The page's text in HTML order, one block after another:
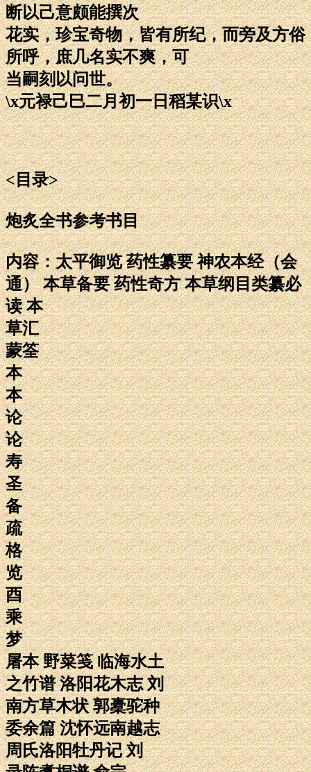
断以己意颇能撰次
花实，珍宝奇物，皆有所纪，而旁及方俗
所呼，庶几名实不爽，可
当嗣刻以问世。
\x元禄己巳二月初一日稻某识\x
<目录>
炮炙全书参考书目
内容：太平御览 药性纂要 神农本经（会
通） 本草备要 药性奇方 本草纲目类纂必
读 本
草汇
蒙筌
本
本
论
论
寿
圣
备
疏
格
览
酉
乘
梦
屠本 野菜笺 临海水土
之竹谱 洛阳花木志 刘
南方草木状 郭橐驼种
委余篇 沈怀远南越志
周氏洛阳牡丹记 刘